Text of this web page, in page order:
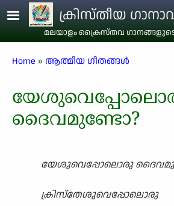
Skip to main content
ക്രിസ്തീയ
മലയാളം ക്രൈസ്തവ
Breadcrumb
Home ആത്മീയ ഗീതങ്ങൾ
ദൈവമുണ്ടോ?
യേശുവെപ്പോലൊരു
ക്രിസ്തേശുവെപ്പോലൊരു